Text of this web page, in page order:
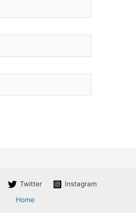
Twitter
Instagram
Home